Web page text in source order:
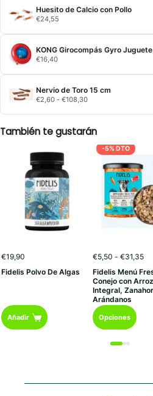
Huesito de Calcio con Pollo
€24,55
KONG Girocompás Gyro
€16,40
Nervio de Toro 15 cm
€2,60 - €108,30Rango
precios:
€2,60
€108,30
También te gustarán
€19,90
Fidelis Polvo De Algas
Añadir
-5% DTO
€5,50 - €31,35
Fidelis Menú
Conejo con Arroz
Integral,
Arándanos
Opciones
Este
producto
múltiples
opciones